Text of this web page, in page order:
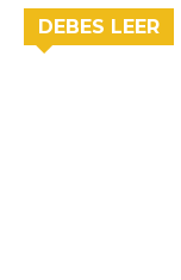
DEBES LEER